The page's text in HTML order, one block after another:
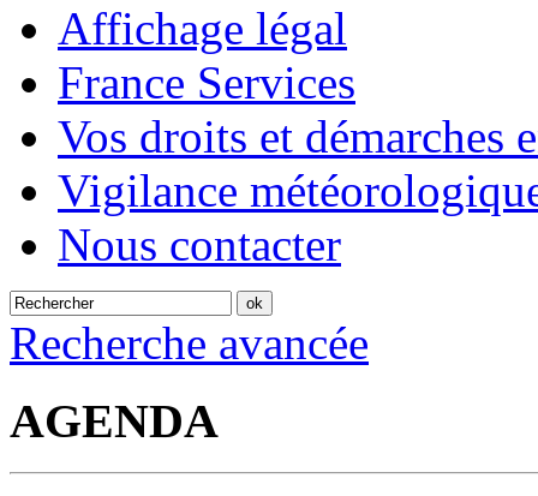
Affichage légal
France Services
Vos droits et démarches
Vigilance
Nous contacter
Recherche avancée
AGENDA